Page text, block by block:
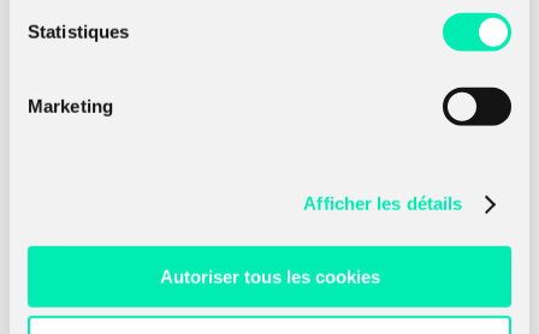
Statistiques
Marketing
Afficher les détails
Autoriser tous les cookies
de
M&NTIS Platform est une solution SaaS
destinée au test d'efficacité de produits de
défense et d'architectures de supervision.
Une nouvelle […]